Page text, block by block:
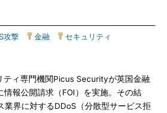
攻撃 金融 セキュリティ
ィ専門機関Picus Securityが英国金融
情報公開請求（FOI）を実施。その結
業界に対するDDoS（分散型サービス拒